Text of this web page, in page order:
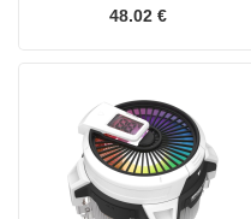
48.02 €